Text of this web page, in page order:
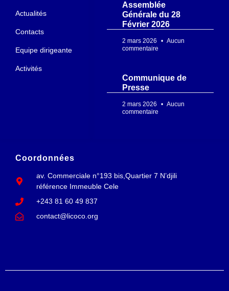
Coordonnées
av. Commerciale n°193 bis,Quartier 7 N’djili
référence Immeuble Cele
+243 81 60 49 837
contact@licoco.org
Assemblée
Générale du 28
Février 2026
2 mars 2026
Aucun
commentaire
Communique de
Presse
2 mars 2026
Aucun
commentaire
Actualités
Contacts
Equipe dirigeante
Activités